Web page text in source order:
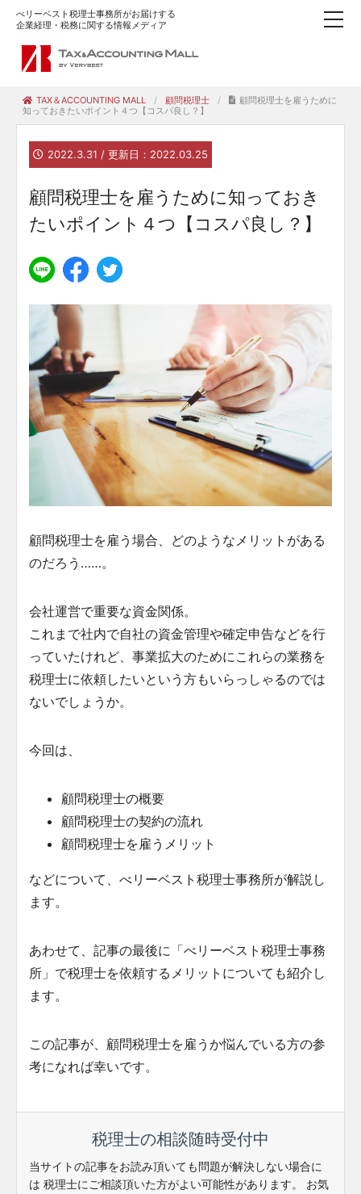
べリーベスト税理士事務所がお届けする
企業経理・税務に関する情報メディア
TAX＆ACCOUNTING MALL 顧問税理士
顧問税理士を雇うために
知っておきたいポイント４つ【コスパ良し？】
2022.3.31 / 更新日：2022.03.25
顧問税理士を雇うために知っておき
たいポイント４つ【コスパ良し？】
顧問税理士を雇う場合、どのようなメリットがある
のだろう……。
会社運営で重要な資金関係。
これまで社内で自社の資金管理や確定申告などを行
っていたけれど、事業拡大のためにこれらの業務を
税理士に依頼したいという方もいらっしゃるのでは
ないでしょうか。
今回は、
顧問税理士の概要
顧問税理士の契約の流れ
顧問税理士を雇うメリット
などについて、べリーベスト税理士事務所が解説し
ます。
あわせて、記事の最後に「べリーベスト税理士事務
所」で税理士を依頼するメリットについても紹介し
ます。
この記事が、顧問税理士を雇うか悩んでいる方の参
考になれば幸いです。
税理士の相談随時受付中
当サイトの記事をお読み頂いても問題が解決しない場合に
は 税理士にご相談頂いた方がよい可能性があります。
お気